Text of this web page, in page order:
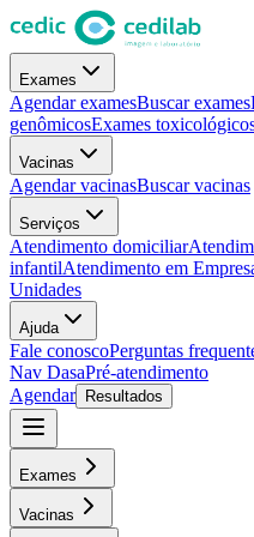
Exames
Agendar examesBuscar exames
genômicosExames
Vacinas
Agendar vacinasBuscar vacinas
Serviços
Atendimento domiciliar
infantilAtendimento em
Unidades
Ajuda
Fale conoscoPerguntas
Nav DasaPré-atendimento
Agendar
Resultados
Exames
Vacinas